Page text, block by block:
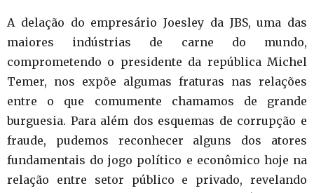
A delação do empresário Joesley da JBS, uma das
maiores indústrias de carne do mundo,
comprometendo o presidente da república Michel
Temer, nos expõe algumas fraturas nas relações
entre o que comumente chamamos de grande
burguesia. Para além dos esquemas de corrupção e
fraude, pudemos reconhecer alguns dos atores
fundamentais do jogo político e econômico hoje na
relação entre setor público e privado, revelando